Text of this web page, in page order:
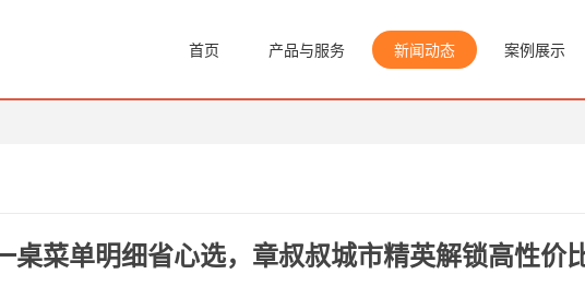
首页 产品与服务 新闻动态 案例展示
桌菜单明细省心选，章叔叔城市精英解锁高性价